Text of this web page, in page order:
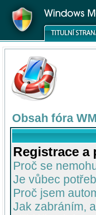
Obsah fóra
Registrace a
Proč se
Je vůbec
Proč jsem
Jak zabráním,